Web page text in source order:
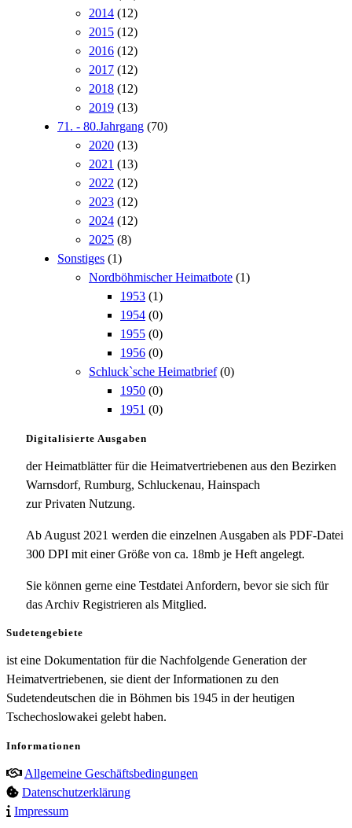
2014 (12)
2015 (12)
2016 (12)
2017 (12)
2018 (12)
2019 (13)
71. - 80.Jahrgang (70)
2020 (13)
2021 (13)
2022 (12)
2023 (12)
2024 (12)
2025 (8)
Sonstiges (1)
Nordböhmischer Heimatbote (1)
1953 (1)
1954 (0)
1955 (0)
1956 (0)
Schluck`sche Heimatbrief (0)
1950 (0)
1951 (0)
Digitalisierte Ausgaben
der Heimatblätter für die Heimatvertriebenen aus den Bezirken
Warnsdorf, Rumburg, Schluckenau, Hainspach
zur Privaten Nutzung.
Ab August 2021 werden die einzelnen Ausgaben als PDF-Datei
300 DPI mit einer Größe von ca. 18mb je Heft angelegt.
Sie können gerne eine Testdatei Anfordern, bevor sie sich für
das Archiv Registrieren als Mitglied.
Sudetengebiete
ist eine Dokumentation für die Nachfolgende Generation der
Heimatvertriebenen, sie dient der Informationen zu den
Sudetendeutschen die in Böhmen bis 1945 in der heutigen
Tschechoslowakei gelebt haben.
Informationen
Allgemeine Geschäftsbedingungen
Datenschutzerklärung
Impressum